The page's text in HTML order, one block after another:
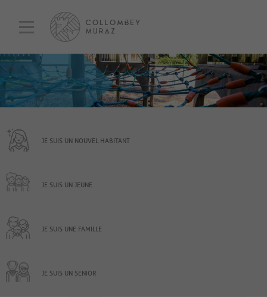
JE SUIS UN NOUVEL HABITANT
JE SUIS UN JEUNE
JE SUIS UNE FAMILLE
JE SUIS UN SENIOR